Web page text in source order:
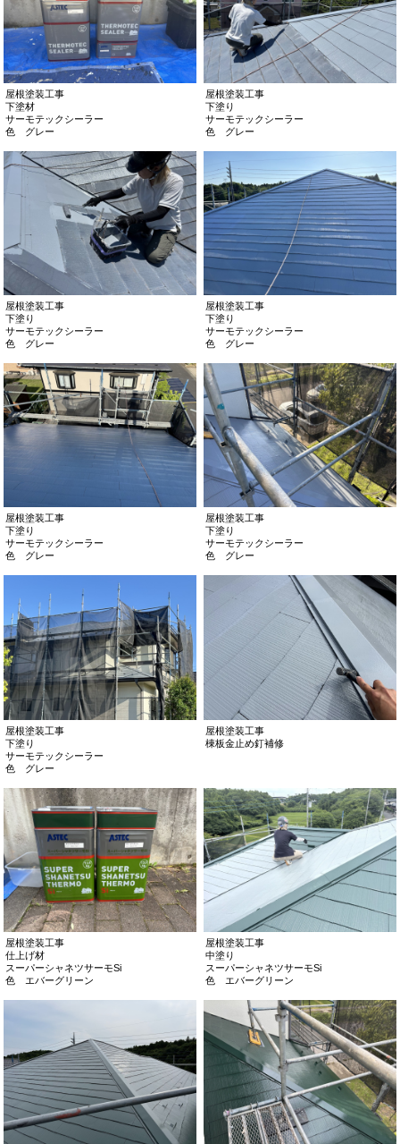
屋根塗装工事
下塗材
サーモテックシーラー
色 グレー
屋根塗装工事
下塗り
サーモテックシーラー
色 グレー
屋根塗装工事
下塗り
サーモテックシーラー
色 グレー
屋根塗装工事
下塗り
サーモテックシーラー
色 グレー
屋根塗装工事
下塗り
サーモテックシーラー
色 グレー
屋根塗装工事
下塗り
サーモテックシーラー
色 グレー
屋根塗装工事
下塗り
サーモテックシーラー
色 グレー
屋根塗装工事
棟板金止め釘補修
屋根塗装工事
仕上げ材
スーパーシャネツサーモSi
色 エバーグリーン
屋根塗装工事
中塗り
スーパーシャネツサーモSi
色 エバーグリーン